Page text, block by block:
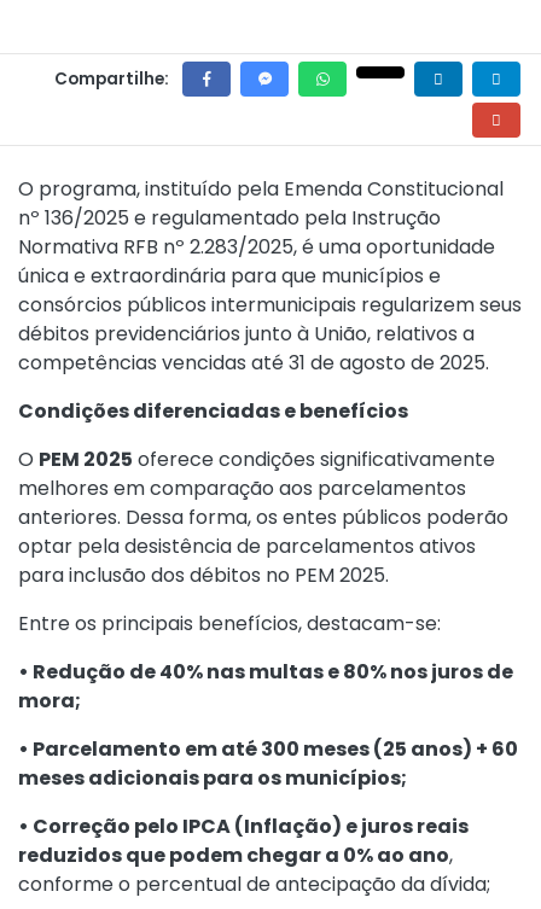
Compartilhe:
O programa, instituído pela Emenda Constitucional
nº 136/2025 e regulamentado pela Instrução
Normativa RFB nº 2.283/2025, é uma oportunidade
única e extraordinária para que municípios e
consórcios públicos intermunicipais regularizem seus
débitos previdenciários junto à União, relativos a
competências vencidas até 31 de agosto de 2025.
Condições diferenciadas e benefícios
O PEM 2025 oferece condições significativamente
melhores em comparação aos parcelamentos
anteriores. Dessa forma, os entes públicos poderão
optar pela desistência de parcelamentos ativos
para inclusão dos débitos no PEM 2025.
Entre os principais benefícios, destacam-se:
• Redução de 40% nas multas e 80% nos juros de
mora;
• Parcelamento em até 300 meses (25 anos) + 60
meses adicionais para os municípios;
• Correção pelo IPCA (Inflação) e juros reais
reduzidos que podem chegar a 0% ao ano,
conforme o percentual de antecipação da dívida;